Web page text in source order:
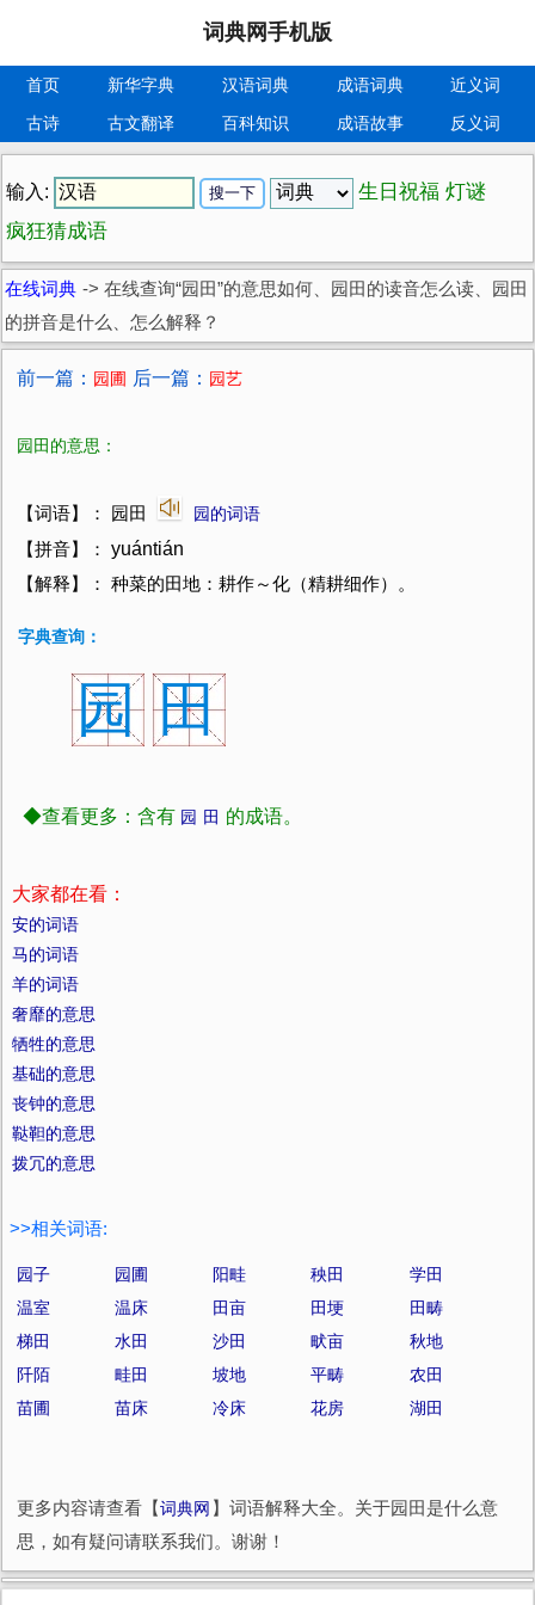
词典网手机版
首页 新华字典 汉语词典 成语词典
近义词
古诗
古文翻译 百科知识 成语故事 反义词
输入: 生日祝福 灯谜
疯狂猜成语
在线词典 -> 在线查询“园田”的意思如何、园田的读音怎么读、园田
的拼音是什么、怎么解释？
前一篇： 园圃 后一篇： 园艺
园田的意思：
【词语】： 园田
园的词语
【拼音】： yuántián
【解释】： 种菜的田地：耕作～化（精耕细作）。
字典查询：
园 田
◆查看更多：含有 园 田 的成语。
大家都在看：
安的词语
马的词语
羊的词语
奢靡的意思
牺牲的意思
基础的意思
丧钟的意思
鞑靼的意思
拨冗的意思
>>相关词语:
园子 园圃 阳畦 秧田
学田
温室
温床 田亩 田埂
田畴
梯田
水田 沙田 畎亩
秋地
阡陌
畦田 坡地 平畴
农田
苗圃
苗床 冷床 花房 湖田
更多内容请查看【词典网 】词语解释大全。关于园田是什么意
思，如有疑问请联系我们。谢谢！